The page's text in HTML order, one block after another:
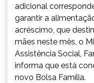
adicional
garantir a
acréscimo, que
mães neste mês, o
Assistência Social,
informa que está
novo Bolsa Família.